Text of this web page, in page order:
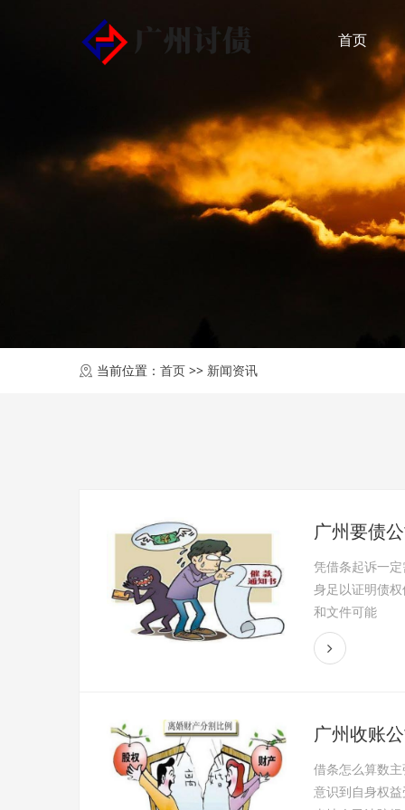
首页
当前位置： 首页 >> 新闻资讯
广州要债
凭借条起诉一
身足以证明债
和文件可能
广州收账
借条怎么算数
意识到自身权